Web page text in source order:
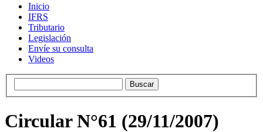
Inicio
IFRS
Tributario
Legislación
Envíe su consulta
Videos
Circular N°61 (29/11/2007)